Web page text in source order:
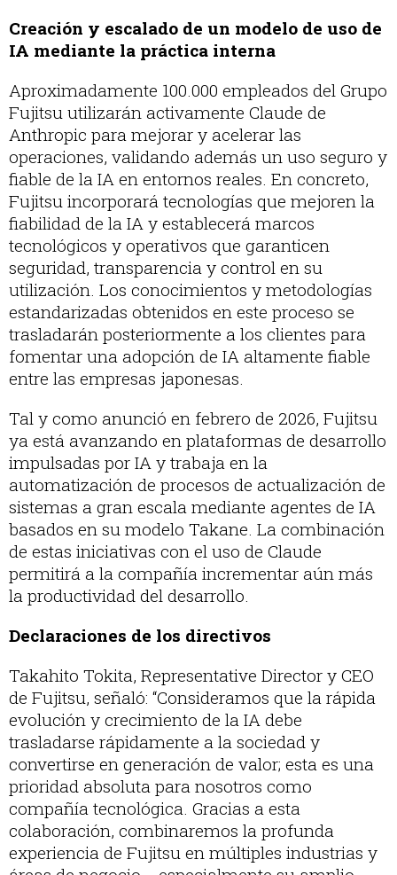
Creación y escalado de un modelo de uso de
IA mediante la práctica interna
Aproximadamente 100.000 empleados del Grupo
Fujitsu utilizarán activamente Claude de
Anthropic para mejorar y acelerar las
operaciones, validando además un uso seguro y
fiable de la IA en entornos reales. En concreto,
Fujitsu incorporará tecnologías que mejoren la
fiabilidad de la IA y establecerá marcos
tecnológicos y operativos que garanticen
seguridad, transparencia y control en su
utilización. Los conocimientos y metodologías
estandarizadas obtenidos en este proceso se
trasladarán posteriormente a los clientes para
fomentar una adopción de IA altamente fiable
entre las empresas japonesas.
Tal y como anunció en febrero de 2026, Fujitsu
ya está avanzando en plataformas de desarrollo
impulsadas por IA y trabaja en la
automatización de procesos de actualización de
sistemas a gran escala mediante agentes de IA
basados en su modelo Takane. La combinación
de estas iniciativas con el uso de Claude
permitirá a la compañía incrementar aún más
la productividad del desarrollo.
Declaraciones de los directivos
Takahito Tokita, Representative Director y CEO
de Fujitsu, señaló: “Consideramos que la rápida
evolución y crecimiento de la IA debe
trasladarse rápidamente a la sociedad y
convertirse en generación de valor; esta es una
prioridad absoluta para nosotros como
compañía tecnológica. Gracias a esta
colaboración, combinaremos la profunda
experiencia de Fujitsu en múltiples industrias y